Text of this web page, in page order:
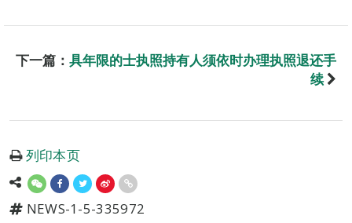
下一篇： 具年限的士执照持有人须依时办理执照退还手
续
列印本页
NEWS-1-5-335972